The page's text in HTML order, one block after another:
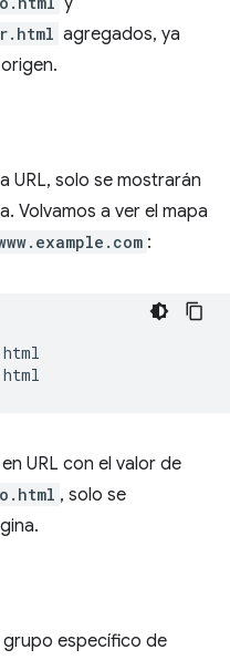
agregados, ya
URL, solo se mostrarán
Volvamos a ver el mapa
:
URL con el valor de
, solo se
grupo específico de